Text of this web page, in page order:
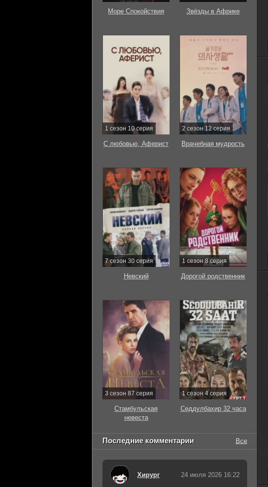
Море Спокойствия Звёзды в Африке
1 сезон 10 серия
С любовью, Аферист
2 сезон 12 серия
Врачебная мудрость
7 сезон 30 серия
Невский
1 сезон 8 серия
Дорогой родственник
3 сезон 87 серия
Стамбульская
невеста
1 сезон 4 серия
Седдулбахир 32 часа
Последние комментарии Все
Хирург 24 июля 2026 16:22